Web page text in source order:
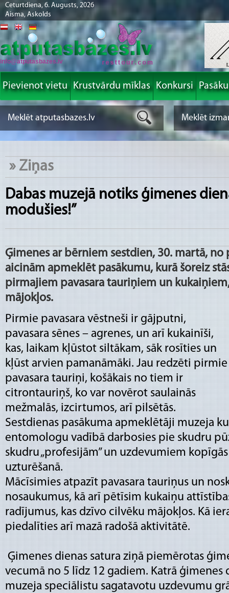
Ceturtdiena, 6. Augusts, 2026
Aisma, Askolds
info@atputasbazes.lv
Pievienot vietu Krustvārdu mīklas Konkursi
» Ziņas
Dabas muzejā notiks ģimenes
modušies!”
Ģimenes ar bērniem sestdien, 30. martā, no
aicinām apmeklēt pasākumu, kurā šoreiz
pirmajiem pavasara tauriņiem un
mājokļos.
Pirmie pavasara vēstneši ir gājputni,
pavasara sēnes – agrenes, un arī kukainīši,
kas, laikam kļūstot siltākam, sāk rosīties un
kļūst arvien pamanāmāki. Jau redzēti pirmie
pavasara tauriņi, košākais no tiem ir
citrontauriņš, ko var novērot saulainās
mežmalās, izcirtumos, arī pilsētās.
Sestdienas pasākuma apmeklētāji muzeja
entomologu vadībā darbosies pie skudru
skudru „profesijām” un uzdevumiem
uzturēšanā.
Mācīsimies atpazīt pavasara tauriņus un
nosaukumus, kā arī pētīsim kukaiņu
radījumus, kas dzīvo cilvēku mājokļos. Kā
piedalīties arī mazā radošā aktivitātē.
Ģimenes dienas satura ziņā piemērotas
vecumā no 5 līdz 12 gadiem. Katrā
muzeja speciālistu sagatavotu uzdevumu